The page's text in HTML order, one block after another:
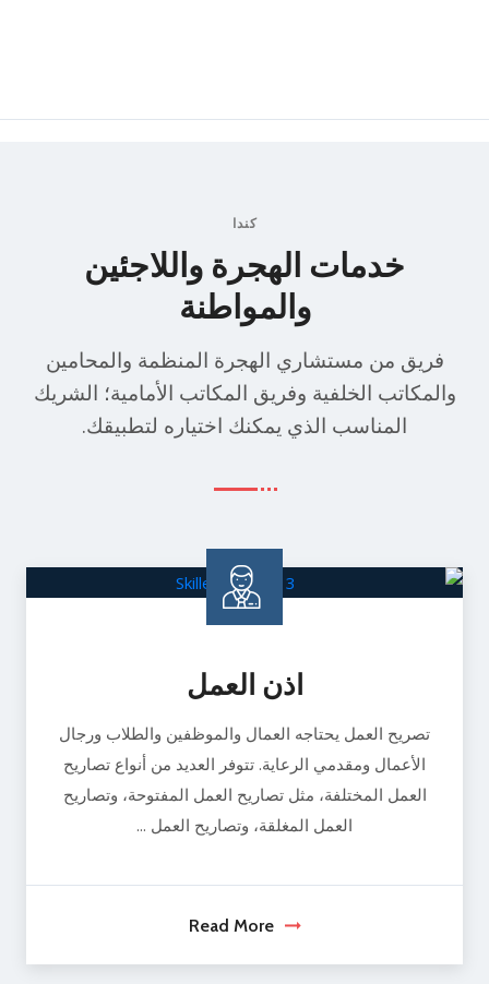
كندا
خدمات الهجرة واللاجئين
والمواطنة
فريق من مستشاري الهجرة المنظمة والمحامين
والمكاتب الخلفية وفريق المكاتب الأمامية؛ الشريك
المناسب الذي يمكنك اختياره لتطبيقك.
اذن العمل
تصريح العمل يحتاجه العمال والموظفين والطلاب ورجال
الأعمال ومقدمي الرعاية. تتوفر العديد من أنواع تصاريح
العمل المختلفة، مثل تصاريح العمل المفتوحة، وتصاريح
العمل المغلقة، وتصاريح العمل ...
Read More